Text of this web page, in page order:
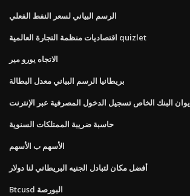
الرسم البياني لسعر النفط الفعلي
اقتصاديات منظمة التجارة العالمية quizlet
الاتجاه يورو مير
بريطانيا الرسم البياني معدل البطالة
يوان البنك الخاص تسجيل الدخول المصرفية عبر الإنترنت
حاسبة ضريبة الممتلكات السنوية
الأسهم ب الأسهم
أفضل مكان لتبادل الجنيه البريطاني لنا دولار
Btcusd البورصة